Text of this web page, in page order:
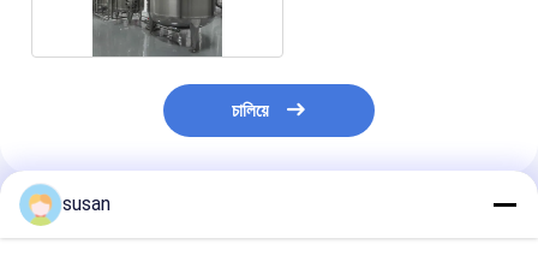
চালিয়ে
প্রস্তাবিত পণ্য
susan